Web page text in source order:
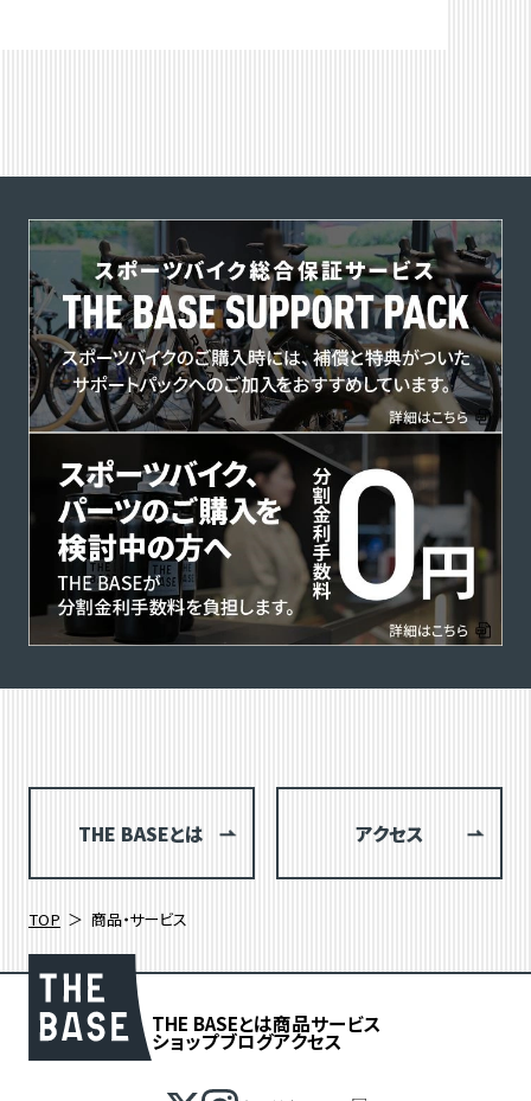
THE BASEとは アクセス
TOP 商品・サービス
THE BASEとは商品サービス
ショップブログアクセス